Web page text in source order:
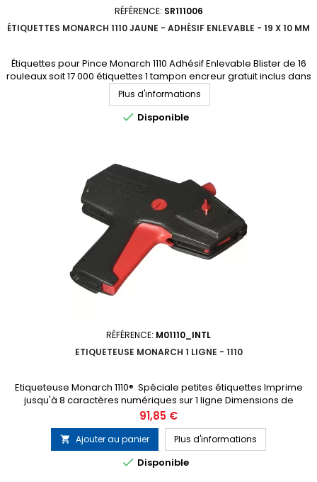
RÉFÉRENCE: SR111006
ÉTIQUETTES MONARCH 1110 JAUNE - ADHÉSIF ENLEVABLE - 19 X 10 MM
Étiquettes pour Pince Monarch 1110 Adhésif Enlevable Blister de 16
rouleaux soit 17 000 étiquettes 1 tampon encreur gratuit inclus dans
chaque blister Consultez-nous pour un devis et pour connaitre la
disponibilité.
Plus d'informations
 Disponible
RÉFÉRENCE: M01110_INTL
ETIQUETEUSE MONARCH 1 LIGNE - 1110
Etiqueteuse Monarch 1110® Spéciale petites étiquettes Imprime
jusqu'à 8 caractères numériques sur 1 ligne Dimensions de
l'étiquette : 19 x 10 mm
Prix
91,85 €
 Ajouter au panier Plus d'informations
 Disponible